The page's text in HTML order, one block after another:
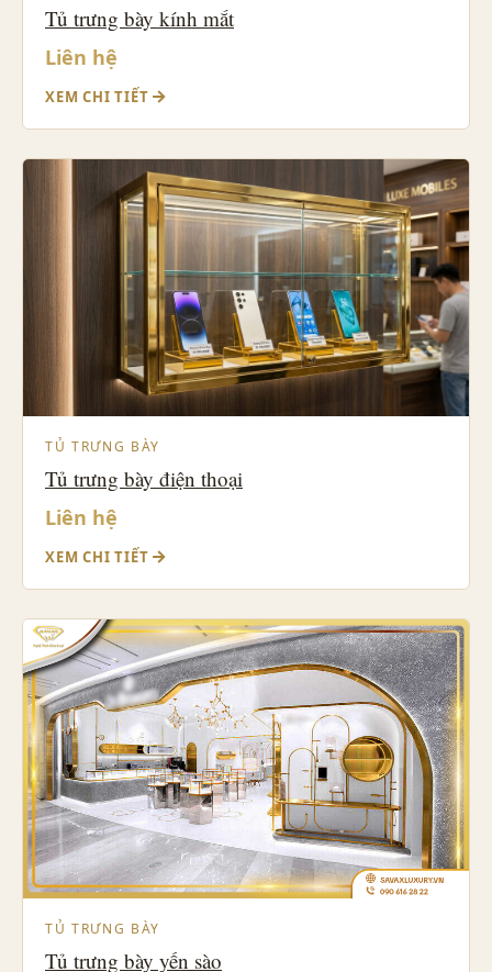
Tủ trưng bày kính mắt
Liên hệ
XEM CHI TIẾT
TỦ TRƯNG BÀY
Tủ trưng bày điện thoại
Liên hệ
XEM CHI TIẾT
TỦ TRƯNG BÀY
Tủ trưng bày yến sào